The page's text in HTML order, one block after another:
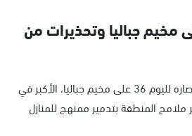
مخيم جباليا وتحذيرات من
يستمر الجيش الإسرائيلي حصاره لليوم 36 على مخيم جباليا، الأكبر في
المنطقة بتدمير ممنهج للمنازل